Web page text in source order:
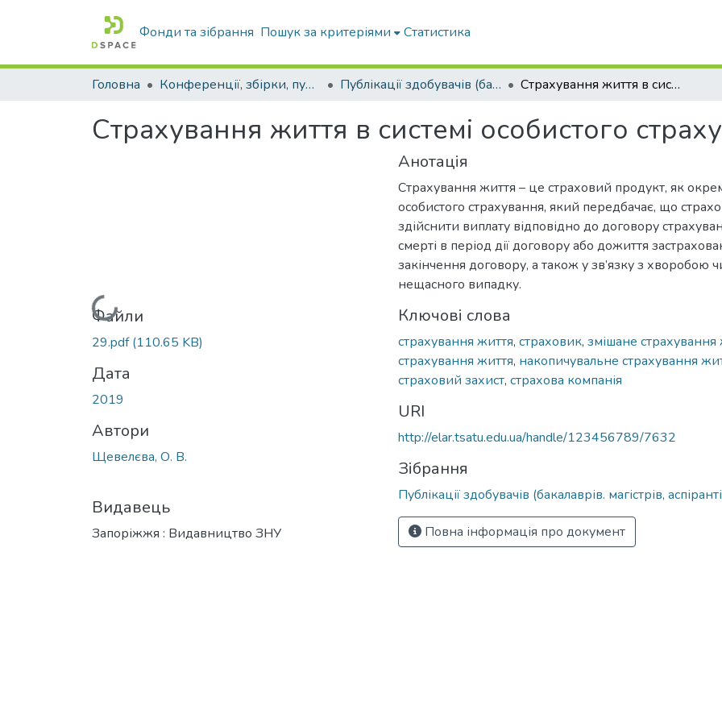
Фонди та зібрання Пошук за критеріями Статистика
Головна Конференції, збірки, публікації молодих вчених і здобувачів : магістрів, бакалаврів, аспірантів. Публікації здобувачів (бакалаврів. магістрів, аспірантів) Страхування життя в системі особистого страхування
Страхування життя в системі особистого
Вантажиться...
Файли
29.pdf(110.65 KB)
Дата
2019
Автори
Щевелєва, О. В.
Видавець
Запоріжжя : Видавництво ЗНУ
Анотація
Страхування життя – це страховий продукт, як
особистого страхування, який передбачає, що
здійснити виплату відповідно до договору
смерті в період дії договору або дожиття
закінчення договору, а також у зв’язку з хворобою
нещасного випадку.
Ключові слова
страхування життя, страховик, змішане страхування
страхування життя, накопичувальне страхування
страховий захист, страхова компанія
URI
http://elar.tsatu.edu.ua/handle/123456789/7632
Зібрання
Публікації здобувачів (бакалаврів. магістрів,
Повна інформація про документ